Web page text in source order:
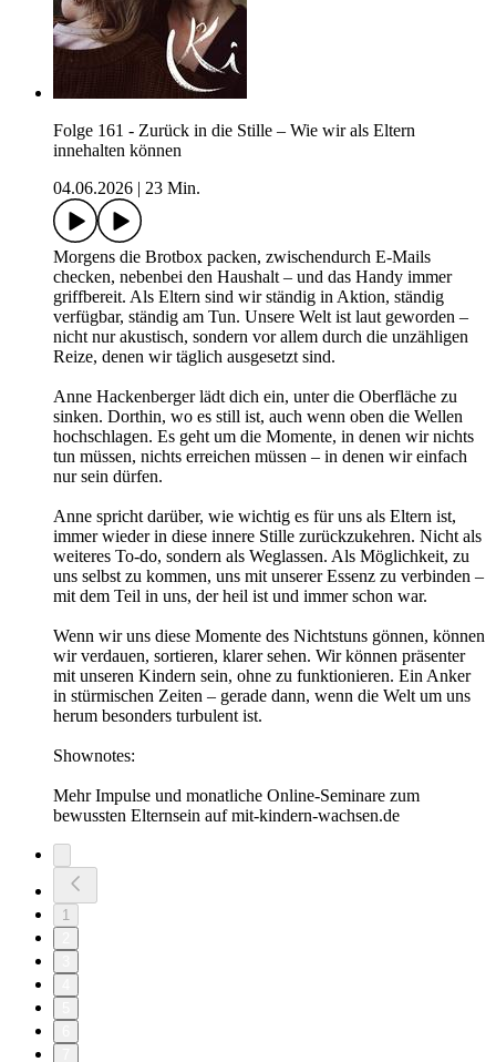
Folge 161 - Zurück in die Stille – Wie wir als Eltern
innehalten können
04.06.2026
23 Min.
Morgens die Brotbox packen, zwischendurch E-Mails
checken, nebenbei den Haushalt – und das Handy immer
griffbereit. Als Eltern sind wir ständig in Aktion, ständig
verfügbar, ständig am Tun. Unsere Welt ist laut geworden –
nicht nur akustisch, sondern vor allem durch die unzähligen
Reize, denen wir täglich ausgesetzt sind.
Anne Hackenberger lädt dich ein, unter die Oberfläche zu
sinken. Dorthin, wo es still ist, auch wenn oben die Wellen
hochschlagen. Es geht um die Momente, in denen wir nichts
tun müssen, nichts erreichen müssen – in denen wir einfach
nur sein dürfen.
Anne spricht darüber, wie wichtig es für uns als Eltern ist,
immer wieder in diese innere Stille zurückzukehren. Nicht als
weiteres To-do, sondern als Weglassen. Als Möglichkeit, zu
uns selbst zu kommen, uns mit unserer Essenz zu verbinden –
mit dem Teil in uns, der heil ist und immer schon war.
Wenn wir uns diese Momente des Nichtstuns gönnen, können
wir verdauen, sortieren, klarer sehen. Wir können präsenter
mit unseren Kindern sein, ohne zu funktionieren. Ein Anker
in stürmischen Zeiten – gerade dann, wenn die Welt um uns
herum besonders turbulent ist.
Shownotes:
Mehr Impulse und monatliche Online-Seminare zum
bewussten Elternsein auf mit-kindern-wachsen.de
1